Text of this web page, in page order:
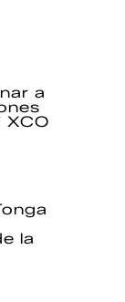
a
XCO
la